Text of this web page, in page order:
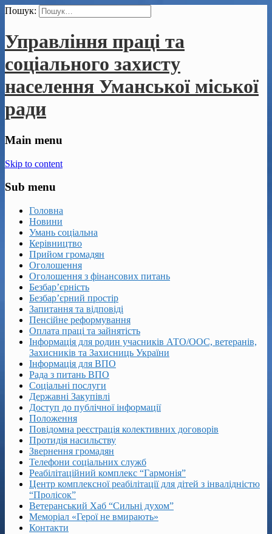
Пошук:
Управління праці та
соціального захисту
населення Уманської міської
ради
Main menu
Skip to content
Sub menu
Головна
Новини
Умань соціальна
Керівництво
Прийом громадян
Оголошення
Оголошення з фінансових питань
Безбар’єрність
Безбар’єрний простір
Запитання та відповіді
Пенсійне реформування
Оплата праці та зайнятість
Інформація для родин учасників АТО/ООС, ветеранів,
Захисників та Захисниць України
Інформація для ВПО
Рада з питань ВПО
Соціальні послуги
Державні Закупівлі
Доступ до публічної інформації
Положення
Повідомна реєстрація колективних договорів
Протидія насильству
Звернення громадян
Телефони соціальних служб
Реабілітаційний комплекс “Гармонія”
Центр комплексної реабілітації для дітей з інвалідністю
“Пролісок”
Ветеранський Хаб “Сильні духом”
Меморіал «Герої не вмирають»
Контакти